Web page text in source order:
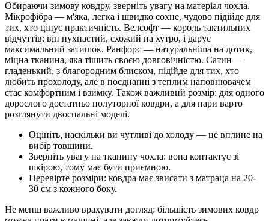
Обираючи зимову ковдру, зверніть увагу на матеріал чохла.
Мікрофібра — м'яка, легка і швидко сохне, чудово підійде для
тих, хто цінує практичність. Велсофт — король тактильних
відчуттів: він пухнастий, схожий на хутро, і дарує
максимальний затишок. Ранфорс — натуральніша на дотик,
міцна тканина, яка тішить своєю довговічністю. Сатин —
гладенький, з благородним блиском, підійде для тих, хто
любить прохолоду, але в поєднанні з теплим наповнювачем
стає комфортним і взимку. Також важливий розмір: для одного
дорослого достатньо полуторної ковдри, а для пари варто
розглянути двоспальні моделі.
Оцініть, наскільки ви чутливі до холоду — це вплине на
вибір товщини.
Зверніть увагу на тканину чохла: вона контактує зі
шкірою, тому має бути приємною.
Перевірте розміри: ковдра має звисати з матраца на 20-
30 см з кожного боку.
Не менш важливо врахувати догляд: більшість зимових ковдр